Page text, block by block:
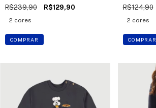
R$239,90 R$129,90
2 cores
COMPRAR
R$124,90
2 cores
COMPRAR